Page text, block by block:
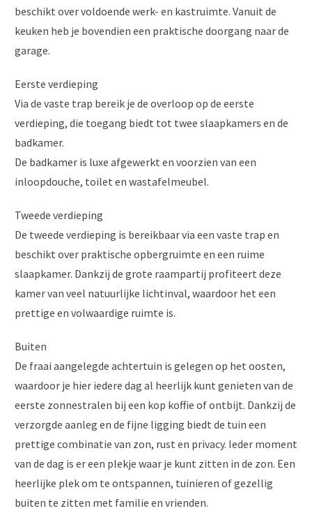
beschikt over voldoende werk- en kastruimte. Vanuit de
keuken heb je bovendien een praktische doorgang naar de
garage.
Eerste verdieping
Via de vaste trap bereik je de overloop op de eerste
verdieping, die toegang biedt tot twee slaapkamers en de
badkamer.
De badkamer is luxe afgewerkt en voorzien van een
inloopdouche, toilet en wastafelmeubel.
Tweede verdieping
De tweede verdieping is bereikbaar via een vaste trap en
beschikt over praktische opbergruimte en een ruime
slaapkamer. Dankzij de grote raampartij profiteert deze
kamer van veel natuurlijke lichtinval, waardoor het een
prettige en volwaardige ruimte is.
Buiten
De fraai aangelegde achtertuin is gelegen op het oosten,
waardoor je hier iedere dag al heerlijk kunt genieten van de
eerste zonnestralen bij een kop koffie of ontbijt. Dankzij de
verzorgde aanleg en de fijne ligging biedt de tuin een
prettige combinatie van zon, rust en privacy. Ieder moment
van de dag is er een plekje waar je kunt zitten in de zon. Een
heerlijke plek om te ontspannen, tuinieren of gezellig
buiten te zitten met familie en vrienden.